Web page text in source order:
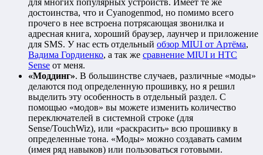
для многих популярных устройств. Имеет те же
достоинства, что и Cyanogenmod, но помимо всего
прочего в нее встроена потрясающая звонилка и
адресная книга, хороший браузер, лаунчер и приложение
для SMS. У нас есть отдельный обзор MIUI от Артёма,
Вадима Гордиенко, а так же сравнение MIUI и HTC
Sense от меня.
«Моддинг». В большинстве случаев, различные «моды»
делаются под определенную прошивку, но я решил
выделить эту особенность в отдельный раздел. С
помощью «модов» вы можете изменить количество
переключателей в системной строке (для
Sense/TouchWiz), или «раскрасить» всю прошивку в
определенные тона. «Моды» можно создавать самим
(имея ряд навыков) или пользоваться готовыми.